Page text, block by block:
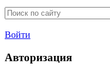
Войти
Авторизация